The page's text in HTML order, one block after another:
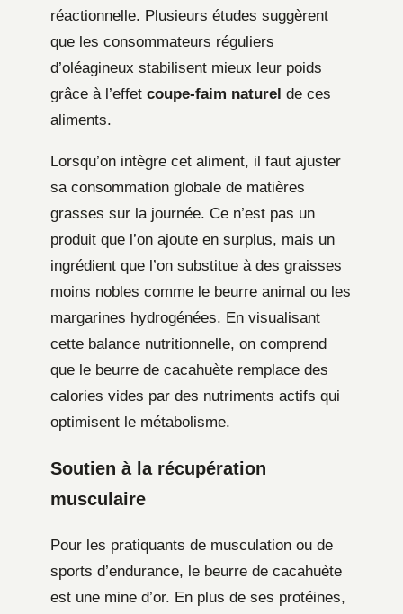
réactionnelle. Plusieurs études suggèrent
que les consommateurs réguliers
d’oléagineux stabilisent mieux leur poids
grâce à l’effet coupe-faim naturel de ces
aliments.
Lorsqu’on intègre cet aliment, il faut ajuster
sa consommation globale de matières
grasses sur la journée. Ce n’est pas un
produit que l’on ajoute en surplus, mais un
ingrédient que l’on substitue à des graisses
moins nobles comme le beurre animal ou les
margarines hydrogénées. En visualisant
cette balance nutritionnelle, on comprend
que le beurre de cacahuète remplace des
calories vides par des nutriments actifs qui
optimisent le métabolisme.
Soutien à la récupération
musculaire
Pour les pratiquants de musculation ou de
sports d’endurance, le beurre de cacahuète
est une mine d’or. En plus de ses protéines,